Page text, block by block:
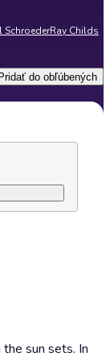
SchroederRay Childs
do obľúbených
sun sets. In